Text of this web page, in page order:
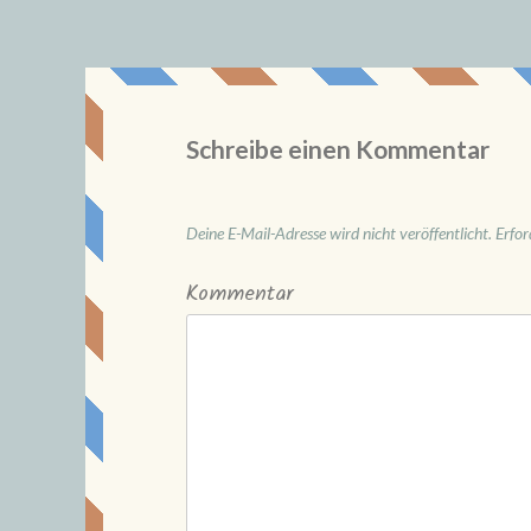
Schreibe einen Kommentar
Deine E-Mail-Adresse wird nicht veröffentlicht.
Kommentar